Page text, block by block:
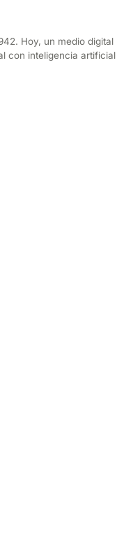
Hoy, un medio digital
con inteligencia artificial